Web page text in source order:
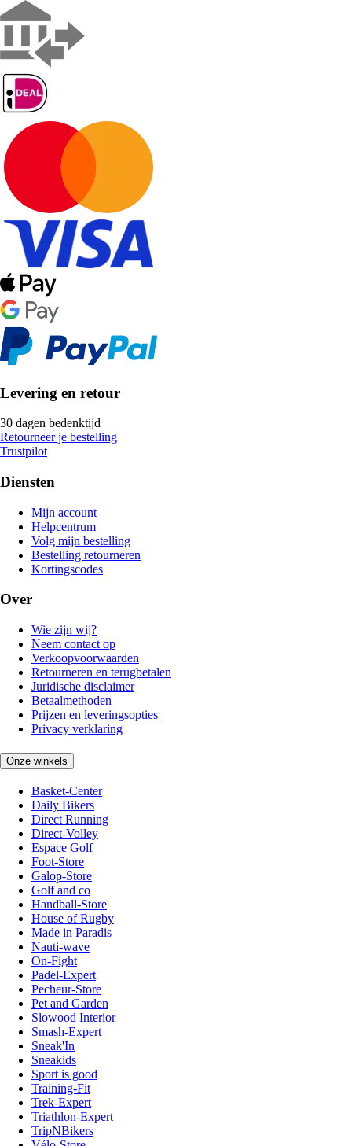
Levering en retour
30 dagen bedenktijd
Retourneer je bestelling
Trustpilot
Diensten
Mijn account
Helpcentrum
Volg mijn bestelling
Bestelling retourneren
Kortingscodes
Over
Wie zijn wij?
Neem contact op
Verkoopvoorwaarden
Retourneren en terugbetalen
Juridische disclaimer
Betaalmethoden
Prijzen en leveringsopties
Privacy verklaring
Onze winkels
Basket-Center
Daily Bikers
Direct Running
Direct-Volley
Espace Golf
Foot-Store
Galop-Store
Golf and co
Handball-Store
House of Rugby
Made in Paradis
Nauti-wave
On-Fight
Padel-Expert
Pecheur-Store
Pet and Garden
Slowood Interior
Smash-Expert
Sneak'In
Sneakids
Sport is good
Training-Fit
Trek-Expert
Triathlon-Expert
TripNBikers